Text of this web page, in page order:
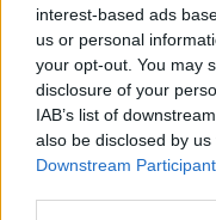
interest-based ads
us or personal
your opt-out. You may
disclosure of your
IAB’s list of
also be disclosed by
Downstream
ΧΩΡΙΑ
Αγιασμός στο
Κοινοτικό Γραφείο
Παλαιοχωρίου
Ο Δήμος Μυτιλήνης
στην επισκευή του
οποίο έχει ήδη τεθεί
για την